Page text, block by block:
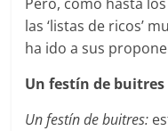
las ‘listas de ricos’
ha ido a sus
Un festín de buitres
Un festín de buitres: